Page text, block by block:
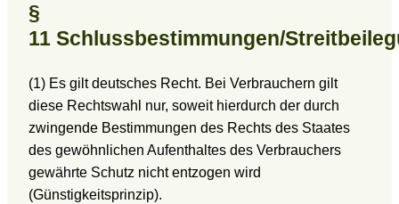
§
11 Schlussbestimmungen/
(1) Es gilt deutsches Recht. Bei Verbrauchern gilt
diese Rechtswahl nur, soweit hierdurch der durch
zwingende Bestimmungen des Rechts des Staates
des gewöhnlichen Aufenthaltes des Verbrauchers
gewährte Schutz nicht entzogen wird
(Günstigkeitsprinzip).